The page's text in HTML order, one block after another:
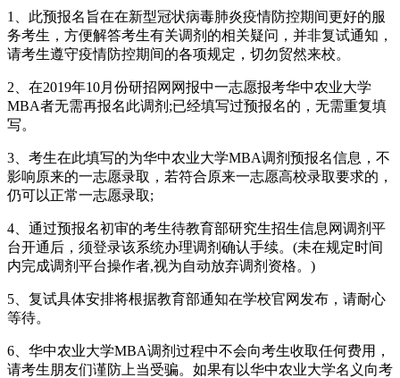
1、此预报名旨在在新型冠状病毒肺炎疫情防控期间更好的服
务考生，方便解答考生有关调剂的相关疑问，并非复试通知，
请考生遵守疫情防控期间的各项规定，切勿贸然来校。
2、在2019年10月份研招网网报中一志愿报考华中农业大学
MBA者无需再报名此调剂;已经填写过预报名的，无需重复填
写。
3、考生在此填写的为华中农业大学MBA调剂预报名信息，不
影响原来的一志愿录取，若符合原来一志愿高校录取要求的，
仍可以正常一志愿录取;
4、通过预报名初审的考生待教育部研究生招生信息网调剂平
台开通后，须登录该系统办理调剂确认手续。(未在规定时间
内完成调剂平台操作者,视为自动放弃调剂资格。)
5、复试具体安排将根据教育部通知在学校官网发布，请耐心
等待。
6、华中农业大学MBA调剂过程中不会向考生收取任何费用，
请考生朋友们谨防上当受骗。如果有以华中农业大学名义向考